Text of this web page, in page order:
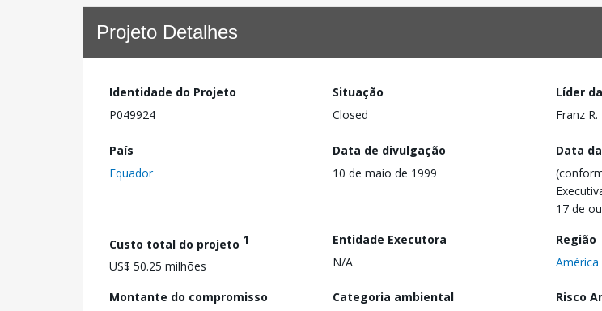
Projeto Detalhes
Identidade do Projeto
P049924
Situação
Closed
Líder
Franz
País
Equador
Data de divulgação
10 de maio de 1999
Data
17 de
Custo total do projeto 1
US$ 50.25 milhões
Entidade Executora
N/A
Região
América
Montante do compromisso
Categoria ambiental
Risco